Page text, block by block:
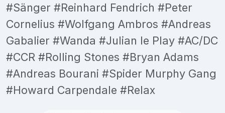
#Sänger #Reinhard Fendrich #Peter
Cornelius #Wolfgang Ambros #Andreas
Gabalier #Wanda #Julian le Play #AC/DC
#CCR #Rolling Stones #Bryan Adams
#Andreas Bourani #Spider Murphy Gang
#Howard Carpendale #Relax